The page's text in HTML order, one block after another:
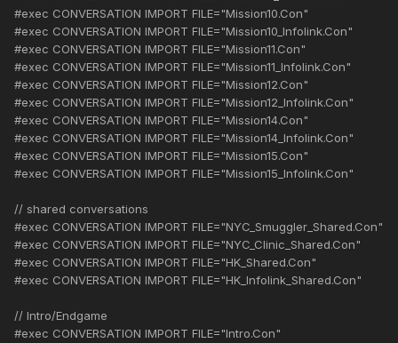
#exec CONVERSATION IMPORT FILE="Mission10.Con"
#exec CONVERSATION IMPORT FILE="Mission10_Infolink.Con"
#exec CONVERSATION IMPORT FILE="Mission11.Con"
#exec CONVERSATION IMPORT FILE="Mission11_Infolink.Con"
#exec CONVERSATION IMPORT FILE="Mission12.Con"
#exec CONVERSATION IMPORT FILE="Mission12_Infolink.Con"
#exec CONVERSATION IMPORT FILE="Mission14.Con"
#exec CONVERSATION IMPORT FILE="Mission14_Infolink.Con"
#exec CONVERSATION IMPORT FILE="Mission15.Con"
#exec CONVERSATION IMPORT FILE="Mission15_Infolink.Con"
// shared conversations
#exec CONVERSATION IMPORT FILE="NYC_Smuggler_Shared.Con"
#exec CONVERSATION IMPORT FILE="NYC_Clinic_Shared.Con"
#exec CONVERSATION IMPORT FILE="HK_Shared.Con"
#exec CONVERSATION IMPORT FILE="HK_Infolink_Shared.Con"
// Intro/Endgame
#exec CONVERSATION IMPORT FILE="Intro.Con"